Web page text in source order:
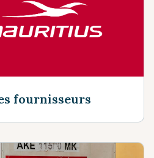
fournisseurs